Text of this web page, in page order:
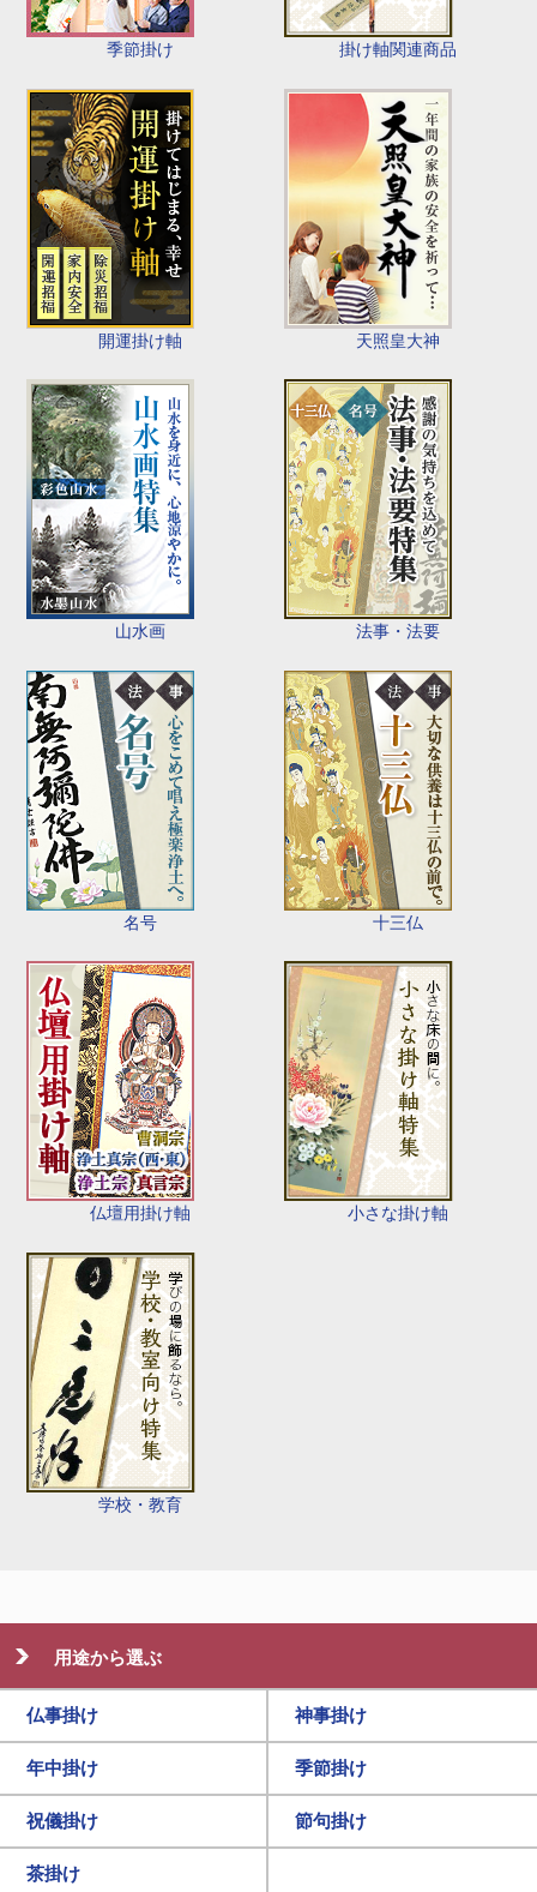
季節掛け 掛け軸関連商品
開運掛け軸 天照皇大神
山水画 法事・法要
名号 十三仏
仏壇用掛け軸 小さな掛け軸
学校・教育
用途から選ぶ
仏事掛け 神事掛け
年中掛け 季節掛け
祝儀掛け 節句掛け
茶掛け